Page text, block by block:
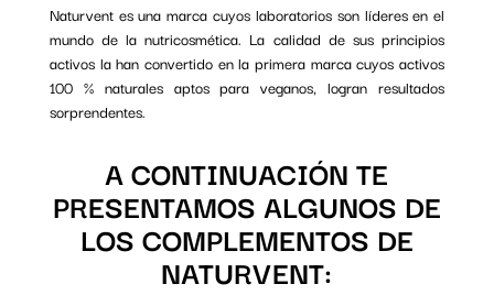
Naturvent es una marca cuyos laboratorios son líderes en el
mundo de la nutricosmética. La calidad de sus principios
activos la han convertido en la primera marca cuyos activos
100 % naturales aptos para veganos, logran resultados
sorprendentes.
A CONTINUACIÓN TE
PRESENTAMOS ALGUNOS DE
LOS COMPLEMENTOS DE
NATURVENT: